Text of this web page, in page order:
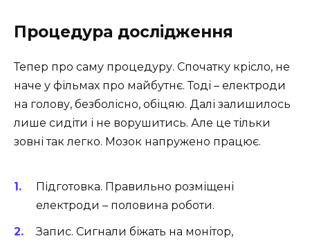
Процедура дослідження
Тепер про саму процедуру. Спочатку крісло, не
наче у фільмах про майбутнє. Тоді – електроди
на голову, безболісно, обіцяю. Далі залишилось
лише сидіти і не ворушитись. Але це тільки
зовні так легко. Мозок напружено працює.
Підготовка. Правильно розміщені
електроди – половина роботи.
Запис. Сигнали біжать на монітор,